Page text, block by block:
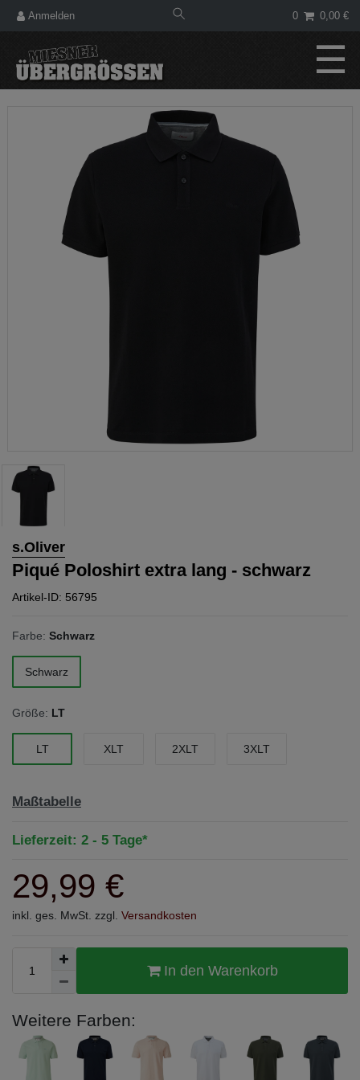
Anmelden 0 0,00 €
☰
s.Oliver
Piqué Poloshirt extra lang - schwarz
Artikel-ID: 56795
Farbe: Schwarz
Schwarz
Größe: LT
LT XLT 2XLT 3XLT
Maßtabelle
Lieferzeit: 2 - 5 Tage*
29,99 €
inkl. ges. MwSt. zzgl. Versandkosten
In den Warenkorb
Weitere Farben: